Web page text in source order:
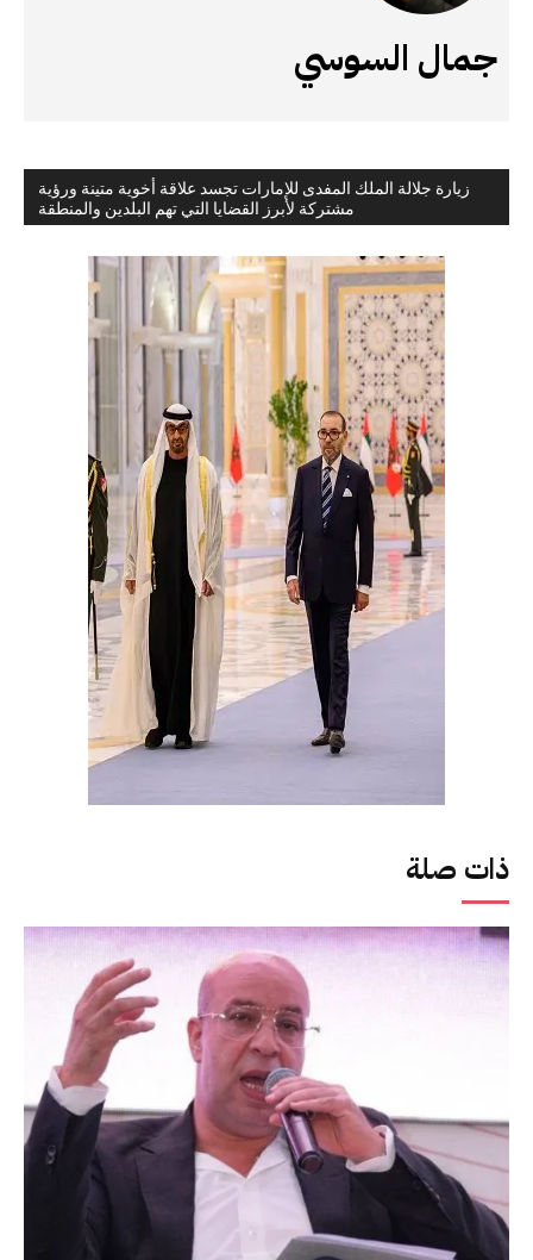
زيارة جلالة الملك المفدى للإمارات تجسد علاقة أخوية متينة ورؤية
مشتركة لأبرز القضايا التي تهم البلدين والمنطقة
ذات صلة
جمال السوسي